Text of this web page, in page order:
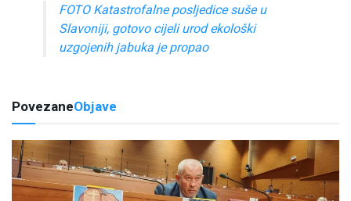
FOTO Katastrofalne posljedice suše u
Slavoniji, gotovo cijeli urod ekološki
uzgojenih jabuka je propao
PovezaneObjave